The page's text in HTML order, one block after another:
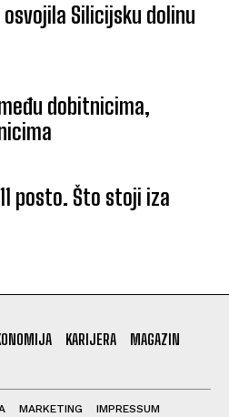
Silicijsku dolinu
dobitnicima,
posto. Što stoji iza
KARIJERA
MAGAZIN
MARKETING
IMPRESSUM